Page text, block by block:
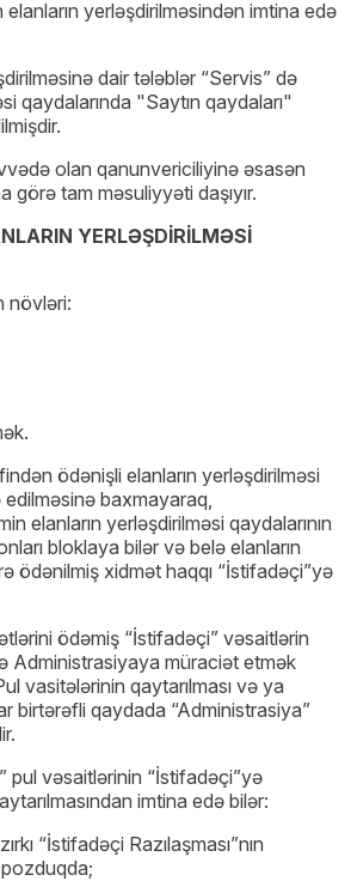
yerləşdirilməsindən imtina edə
dair tələblər “Servis” də
qaydalarında "Saytın qaydaları"
olan qanunvericiliyinə əsasən
görə tam məsuliyyəti daşıyır.
YERLƏŞDİRİLMƏSİ
növləri:
ödənişli elanların yerləşdirilməsi
baxmayaraq,
elanların yerləşdirilməsi qaydalarının
bloklaya bilər və belə elanların
ödənilmiş xidmət haqqı “İstifadəçi”yə
ödəmiş “İstifadəçi” vəsaitlərin
Administrasiyaya müraciət etmək
vasitələrinin qaytarılması və ya
birtərəfli qaydada “Administrasiya”
pul vəsaitlərinin “İstifadəçi”yə
imtina edə bilər:
“İstifadəçi Razılaşması”nın